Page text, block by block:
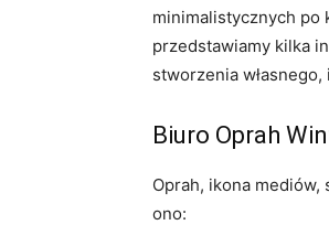
minimalistycznych po
przedstawiamy kilka
stworzenia
Biuro Oprah
Oprah, ikona
ono: